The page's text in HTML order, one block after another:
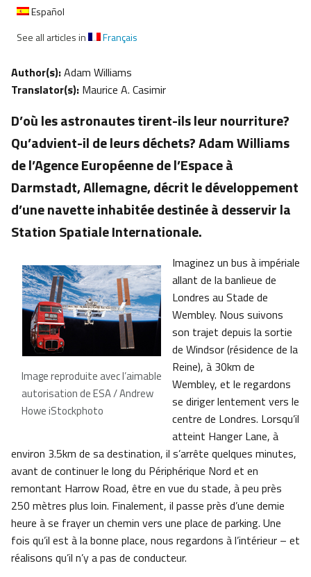
Español
See all articles in
Français
Author(s):Adam Williams
Translator(s): Maurice A. Casimir
D’où les astronautes tirent-ils leur nourriture?
Qu’advient-il de leurs déchets? Adam Williams
de l’Agence Européenne de l’Espace à
Darmstadt, Allemagne, décrit le développement
d’une navette inhabitée destinée à desservir la
Station Spatiale Internationale.
Image reproduite avec l’aimable
autorisation de ESA / Andrew
Howe iStockphoto
Imaginez un bus à impériale
allant de la banlieue de
Londres au Stade de
Wembley. Nous suivons
son trajet depuis la sortie
de Windsor (résidence de la
Reine), à 30km de
Wembley, et le regardons
se diriger lentement vers le
centre de Londres. Lorsqu’il
atteint Hanger Lane, à
environ 3.5km de sa destination, il s’arrête quelques minutes,
avant de continuer le long du Périphérique Nord et en
remontant Harrow Road, être en vue du stade, à peu près
250 mètres plus loin. Finalement, il passe près d’une demie
heure à se frayer un chemin vers une place de parking. Une
fois qu’il est à la bonne place, nous regardons à l’intérieur – et
réalisons qu’il n’y a pas de conducteur.